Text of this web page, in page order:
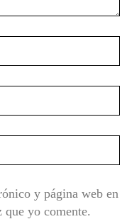
y página web en
que yo comente.